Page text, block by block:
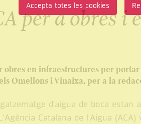
per a obres i
obres en infraestructures per
Omellons i Vinaixa, per a la
d'aigua de boca estan
Catalana de l'Aigua (ACA)
Accepta totes les cookies